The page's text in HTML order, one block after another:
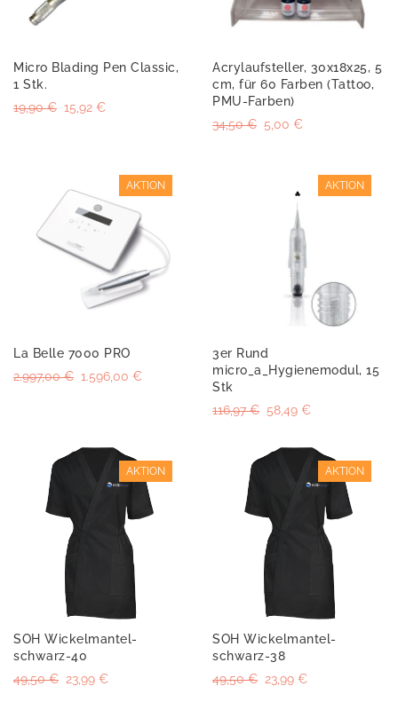
Micro Blading Pen Classic,
1 Stk.
15,92 €
19,90 €
Acrylaufsteller, 30x18x25, 5
cm, für 60 Farben (Tattoo,
PMU-Farben)
5,00 €
34,50 €
AKTION
La Belle 7000 PRO
1.596,00 €
2.997,00 €
AKTION
3er Rund
micro_a_Hygienemodul, 15
Stk
58,49 €
116,97 €
AKTION
SOH Wickelmantel-
schwarz-40
23,99 €
49,50 €
AKTION
SOH Wickelmantel-
schwarz-38
23,99 €
49,50 €